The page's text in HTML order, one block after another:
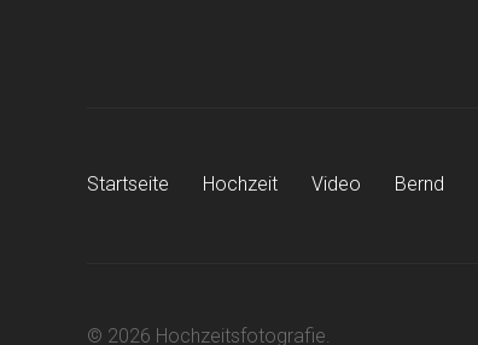
Startseite Hochzeit Video Bernd
© 2026 Hochzeitsfotografie.